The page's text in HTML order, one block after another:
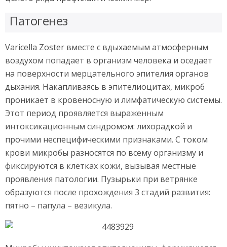
Патогенез
Varicella Zoster вместе с вдыхаемым атмосферным
воздухом попадает в организм человека и оседает
на поверхности мерцательного эпителия органов
дыхания. Накапливаясь в эпителиоцитах, микроб
проникает в кровеносную и лимфатическую системы.
Этот период проявляется выраженным
интоксикационным синдромом: лихорадкой и
прочими неспецифическими признаками. С током
крови микробы разносятся по всему организму и
фиксируются в клетках кожи, вызывая местные
проявления патологии. Пузырьки при ветрянке
образуются после прохождения 3 стадий развития:
пятно – папула – везикула.